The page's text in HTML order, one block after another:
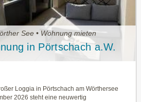
See • Wohnung mieten
in Pörtschach a.W.
Loggia in Pörtschach am Wörthersee
2026 steht eine neuwertig